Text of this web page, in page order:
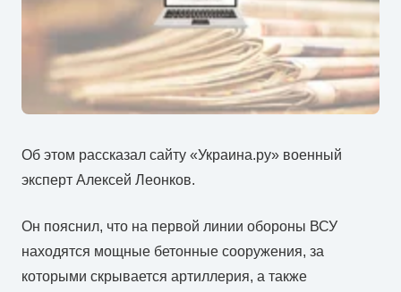
Об этом рассказал сайту «Украина.ру» военный
эксперт Алексей Леонков.
Он пояснил, что на первой линии обороны ВСУ
находятся мощные бетонные сооружения, за
которыми скрывается артиллерия, а также